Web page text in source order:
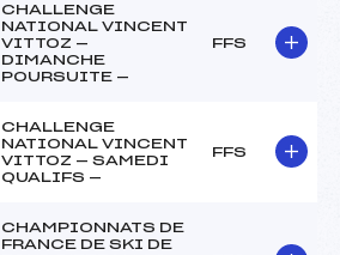
CHALLENGE
NATIONAL VINCENT
VITTOZ —
DIMANCHE
POURSUITE —
FFS
CHALLENGE
NATIONAL VINCENT
VITTOZ — SAMEDI
QUALIFS —
FFS
CHAMPIONNATS DE
FRANCE DE SKI DE